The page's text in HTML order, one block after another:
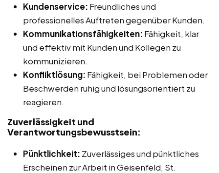
Kundenservice: Freundliches und
professionelles Auftreten gegenüber Kunden.
Kommunikationsfähigkeiten: Fähigkeit, klar
und effektiv mit Kunden und Kollegen zu
kommunizieren.
Konfliktlösung: Fähigkeit, bei Problemen oder
Beschwerden ruhig und lösungsorientiert zu
reagieren.
Zuverlässigkeit und
Verantwortungsbewusstsein:
Pünktlichkeit: Zuverlässiges und pünktliches
Erscheinen zur Arbeit in Geisenfeld, St.